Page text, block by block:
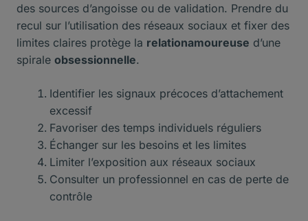
des sources d’angoisse ou de validation. Prendre du
recul sur l’utilisation des réseaux sociaux et fixer des
limites claires protège la relationamoureuse d’une
spirale obsessionnelle.
Identifier les signaux précoces d’attachement
excessif
Favoriser des temps individuels réguliers
Échanger sur les besoins et les limites
Limiter l’exposition aux réseaux sociaux
Consulter un professionnel en cas de perte de
contrôle